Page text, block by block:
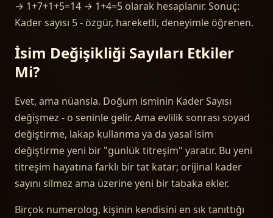
→ 1+7+1+5=14 → 1+4=5 olarak hesaplanır. Sonuç:
Kader sayısı 5 - özgür, hareketli, deneyimle öğrenen.
İsim Değişikliği Sayıları Etkiler
Mi?
Evet, ama nüansla. Doğum isminin Kader Sayısı
değişmez - o seninle gelir. Ama evlilik sonrası soyad
değiştirme, lakap kullanma ya da yasal isim
değiştirme yeni bir "günlük titreşim" yaratır. Bu yeni
titreşim hayatına farklı bir tat katar; orijinal kader
sayını silmez ama üzerine yeni bir tabaka ekler.
Birçok numerolog, kişinin kendisini en sık tanıttığı